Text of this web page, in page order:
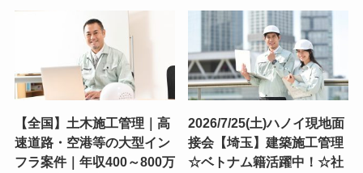
【全国】土木施工管理｜高
速道路・空港等の大型イン
フラ案件｜年収400～800万
2026/7/25(土)ハノイ現地面
接会【埼玉】建築施工管理
☆ベトナム籍活躍中！☆社